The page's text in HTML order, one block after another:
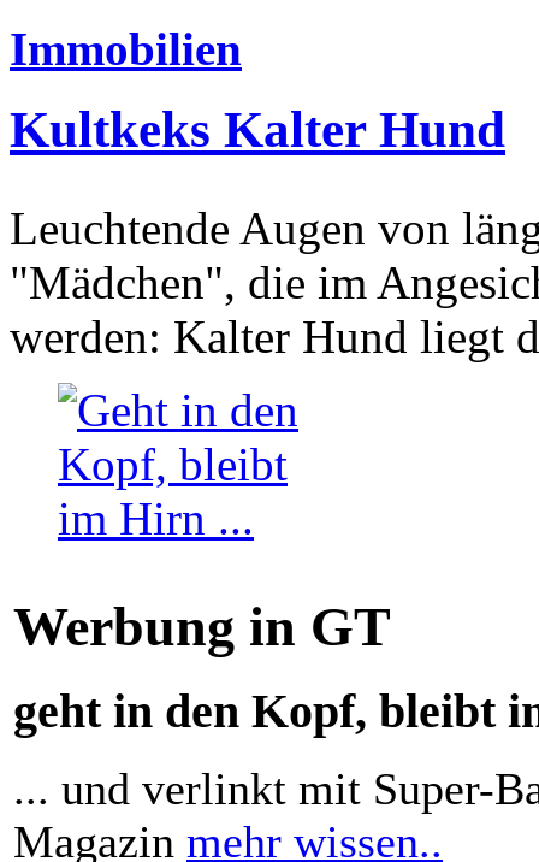
Immobilien
Kultkeks Kalter Hund
Leuchtende Augen von
"Mädchen", die im
werden: Kalter Hund liegt
Werbung in GT
geht in den Kopf, bleibt
... und verlinkt mit Super-
Magazin mehr wissen..